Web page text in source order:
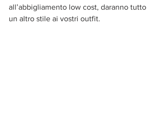
all’abbigliamento low cost, daranno tutto
un altro stile ai vostri outfit.